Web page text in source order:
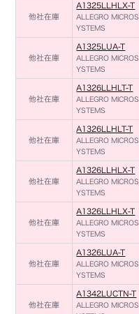
他社在庫
A1325LLHLX-T
ALLEGRO MICROS
YSTEMS
他社在庫
A1325LUA-T
ALLEGRO MICROS
YSTEMS
他社在庫
A1326LLHLT-T
ALLEGRO MICROS
YSTEMS
他社在庫
A1326LLHLT-T
ALLEGRO MICROS
YSTEMS
他社在庫
A1326LLHLX-T
ALLEGRO MICROS
YSTEMS
他社在庫
A1326LLHLX-T
ALLEGRO MICROS
YSTEMS
他社在庫
A1326LUA-T
ALLEGRO MICROS
YSTEMS
他社在庫
A1342LUCTN-T
ALLEGRO MICROS